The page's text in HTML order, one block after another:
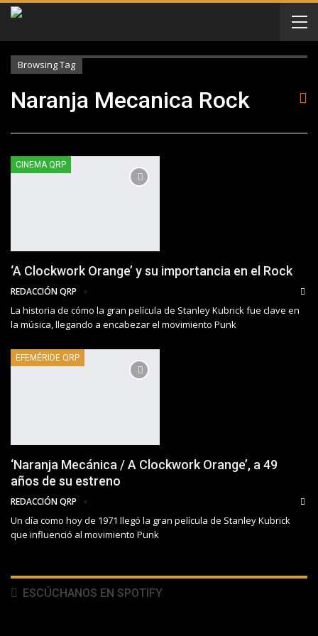
Browsing Tag
Naranja Mecanica Rock
CINEMA QRP
‘A Clockwork Orange’ y su importancia en el Rock
REDACCIÓN QRP
La historia de cómo la gran película de Stanley Kubrick fue clave en
la música, llegando a encabezar el movimiento Punk
EFEMÉRIDE QRP
‘Naranja Mecánica / A Clockwork Orange’, a 49
años de su estreno
REDACCIÓN QRP
Un día como hoy de 1971 llegó la gran película de Stanley Kubrick
que influenció al movimiento Punk
ESCÚCHANOS EN SPOTIFY